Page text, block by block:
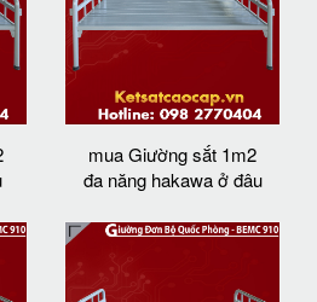
mua Giường sắt 1m2
đa năng hakawa ở đâu